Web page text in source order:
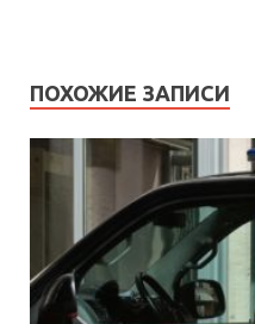
ПОХОЖИЕ ЗАПИСИ